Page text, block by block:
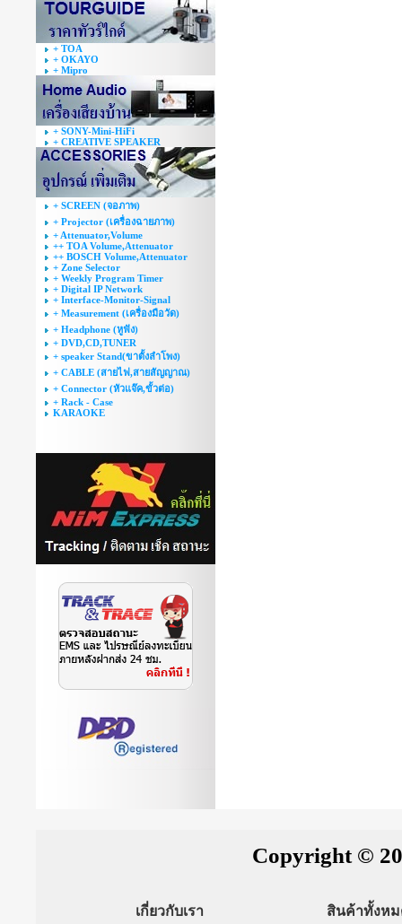
+ TOA
+ OKAYO
+ Mipro
+ SONY-Mini-HiFi
+ CREATIVE SPEAKER
+ SCREEN (จอภาพ)
+ Projector (เครื่องฉายภาพ)
+ Attenuator,Volume
++ TOA Volume,Attenuator
++ BOSCH Volume,Attenuator
+ Zone Selector
+ Weekly Program Timer
+ Digital IP Network
+ Interface-Monitor-Signal
+ Measurement (เครื่องมือวัด)
+ Headphone (หูฟัง)
+ DVD,CD,TUNER
+ speaker Stand(ขาตั้งลำโพง)
+ CABLE (สายไฟ,สายสัญญาณ)
+ Connector (หัวแจ๊ค,ขั้วต่อ)
+ Rack - Case
KARAOKE
Copyright ©
เกี่ยวกับเรา สินค้าทั้งห